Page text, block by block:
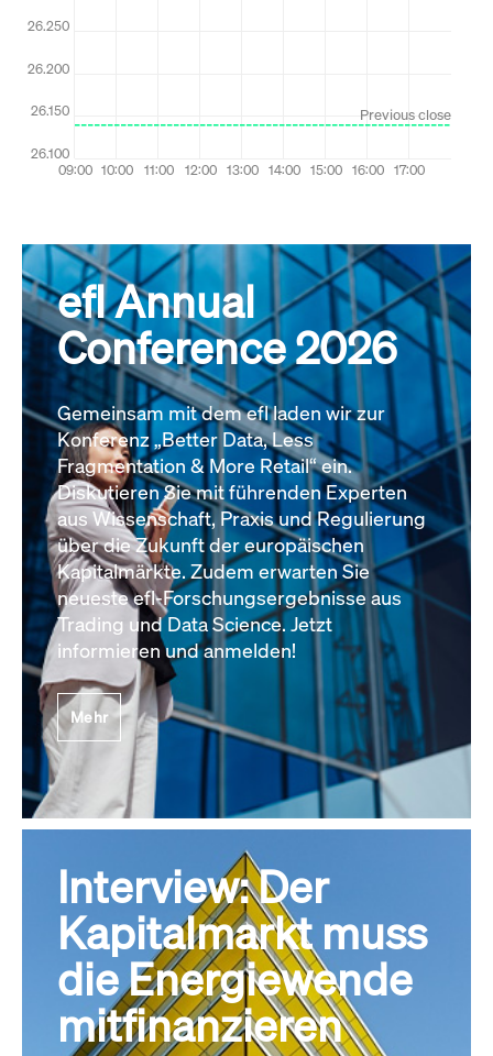
efl Annual
Conference 2026
Gemeinsam mit dem efl laden wir zur
Konferenz „Better Data, Less
Fragmentation & More Retail“ ein.
Diskutieren Sie mit führenden Experten
aus Wissenschaft, Praxis und Regulierung
über die Zukunft der europäischen
Kapitalmärkte. Zudem erwarten Sie
neueste efl-Forschungsergebnisse aus
Trading und Data Science. Jetzt
informieren und anmelden!
Mehr
Interview: Der
Kapitalmarkt muss
die Energiewende
mitfinanzieren